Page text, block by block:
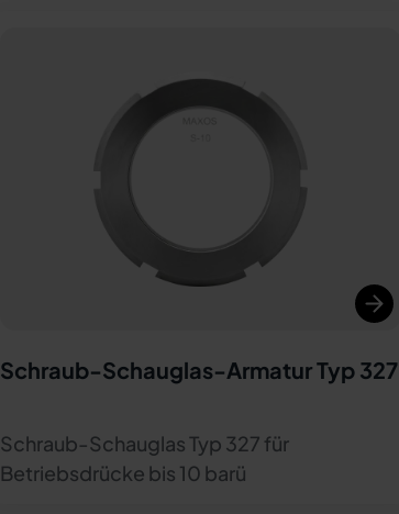
Schraub-Schauglas-Armatur Typ 327
Schraub-Schauglas Typ 327 für
Betriebsdrücke bis 10 barü